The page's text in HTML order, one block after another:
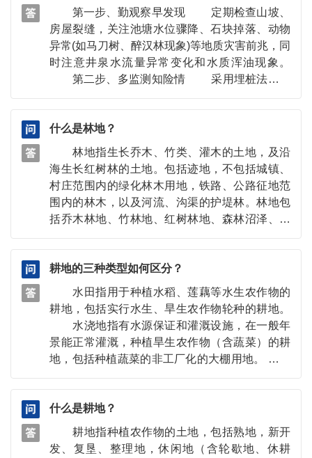
第一步、勤观察早发现 定期检查山坡、
房屋裂缝，关注池塘水位骤降、石块掉落、动物
异常(如马刀树、醉汉林现象)等地质灾害前兆，同
时注意井泉水流量异常变化和水质浑油现象。
第二步、多监测知险情 采用埋桩法、贴
步、常演练会应对 定期开展应急演练，熟悉
指定逃生路线、避险场所位置及必要物资准备，
确保灾害发生时能快速响应。 第四步、接警
报快逃生 收到预警信号后立即撤离至安全区
域，避免因贪恋财物延误逃生时机。 第五
步、听指挥保平安 服从政府或专业人员指挥
什么是林地？
林地指生长乔木、竹类、灌木的土地，及沿
海生长红树林的土地。包括迹地，不包括城镇、
村庄范围内的绿化林木用地，铁路、公路征地范
围内的林木，以及河流、沟渠的护堤林。林地包
括乔木林地、竹林地、红树林地、森林沼泽、灌
类》（GB/T 21010—2017）
耕地的三种类型如何区分？
水田指用于种植水稻、莲藕等水生农作物的
耕地，包括实行水生、旱生农作物轮种的耕地。
水浇地指有水源保证和灌溉设施，在一般年
景能正常灌溉，种植旱生农作物（含蔬菜）的耕
地，包括种植蔬菜的非工厂化的大棚用地。
的耕地。 ——来源依据：中华人民共和国国
家标准 《土地利用现状分类》（GB/T 21010—
2017）
什么是耕地？
耕地指种植农作物的土地，包括熟地，新开
发、复垦、整理地，休闲地（含轮歇地、休耕